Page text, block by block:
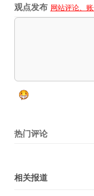
观点发布 网站评论、
热门评论
相关报道